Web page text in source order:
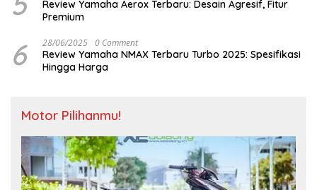
Review Yamaha Aerox Terbaru: Desain Agresif, Fitur
Premium
6 28/06/2025 0 Comment
Review Yamaha NMAX Terbaru Turbo 2025: Spesifikasi
Hingga Harga
Motor Pilihanmu!